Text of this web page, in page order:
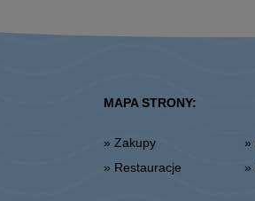
MAPA STRONY:
» Zakupy
» Restauracje